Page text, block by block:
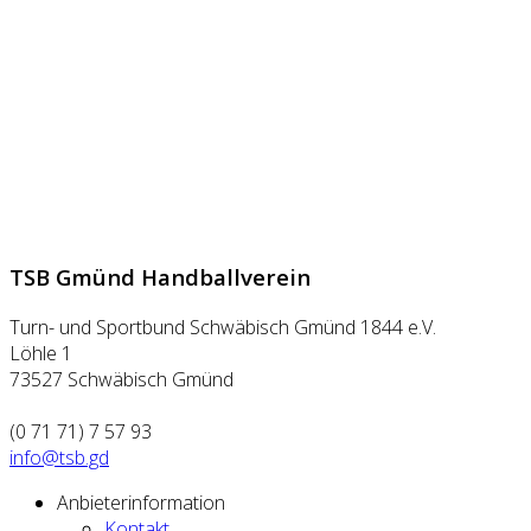
TSB Gmünd Handballverein
Turn- und Sportbund Schwäbisch Gmünd 1844 e.V.
Löhle 1
73527 Schwäbisch Gmünd
(0 71 71) 7 57 93
info@tsb.gd
Anbieterinformation